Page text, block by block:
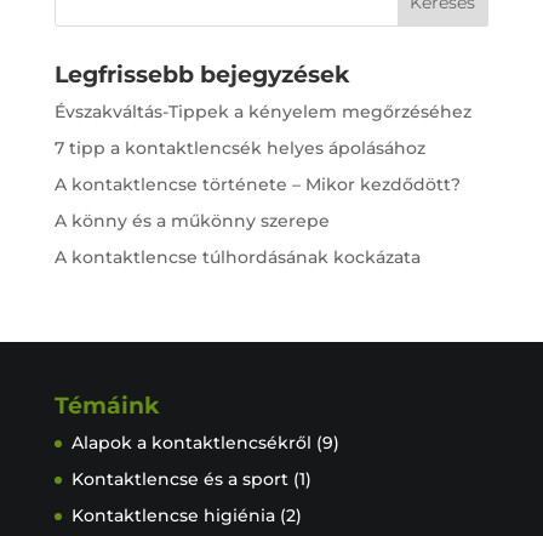
Legfrissebb bejegyzések
Évszakváltás-Tippek a kényelem megőrzéséhez
7 tipp a kontaktlencsék helyes ápolásához
A kontaktlencse története – Mikor kezdődött?
A könny és a műkönny szerepe
A kontaktlencse túlhordásának kockázata
Témáink
Alapok a kontaktlencsékről (9)
Kontaktlencse és a sport (1)
Kontaktlencse higiénia(2)